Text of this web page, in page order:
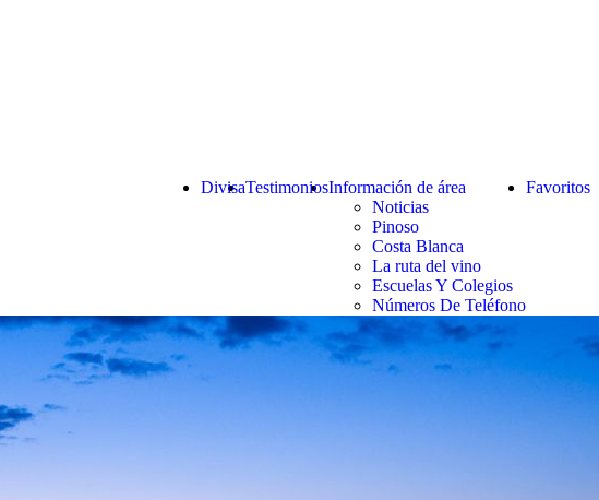
Favoritos
Información de área
Noticias
Pinoso
Costa Blanca
La ruta del vino
Escuelas Y Colegios
Números De Teléfono
Testimonios
Divisa